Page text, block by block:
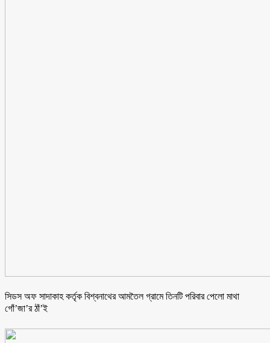
সিডস অফ সাদাকাহ কর্তৃক বিশ্বনাথের আমতৈল গ্রামে তিনটি পরিবার পেলো মাথা
গোঁ’জা’র ঠাঁ’ই